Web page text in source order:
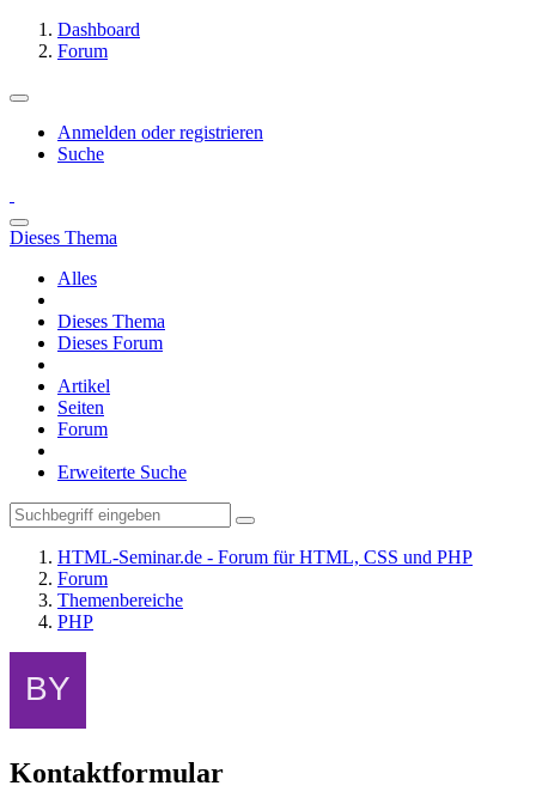
Dashboard
Forum
Anmelden oder registrieren
Suche
Dieses Thema
Alles
Dieses Thema
Dieses Forum
Artikel
Seiten
Forum
Erweiterte Suche
HTML-Seminar.de - Forum für HTML, CSS und PHP
Forum
Themenbereiche
PHP
Kontaktformular